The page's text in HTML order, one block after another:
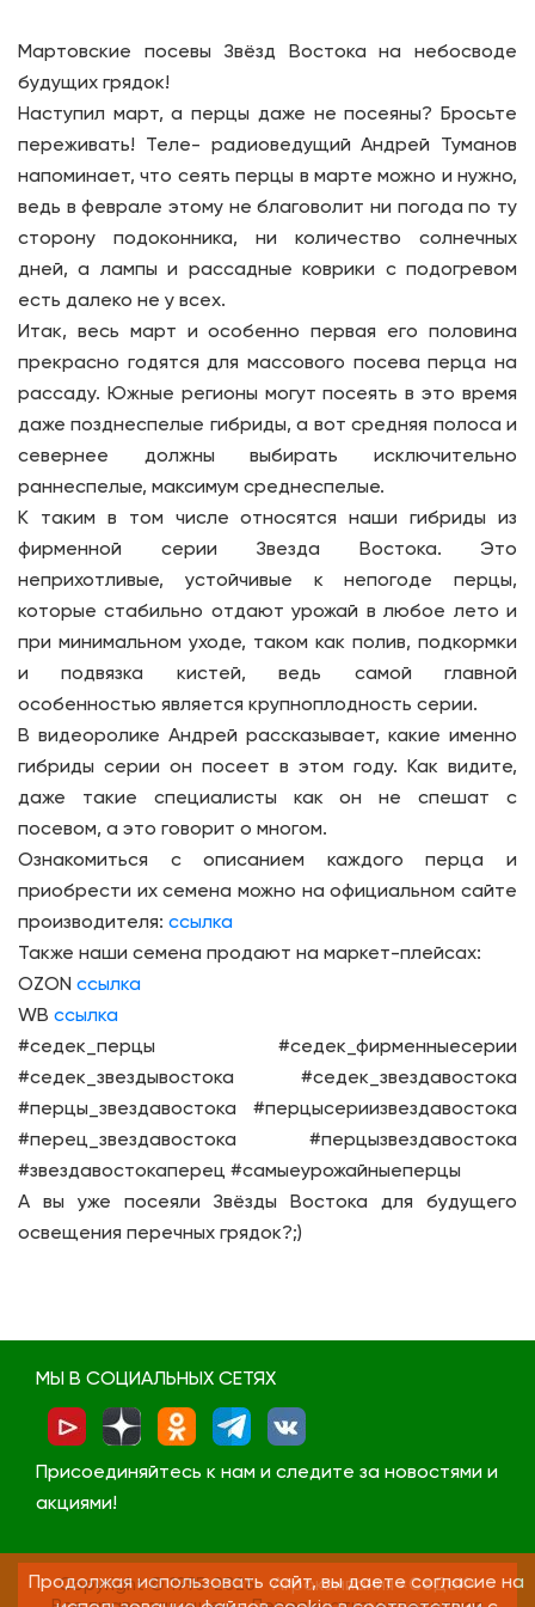
Мартовские посевы Звёзд Востока на небосводе
будущих грядок!
Наступил март, а перцы даже не посеяны? Бросьте
переживать! Теле- радиоведущий Андрей Туманов
напоминает, что сеять перцы в марте можно и нужно,
ведь в феврале этому не благоволит ни погода по ту
сторону подоконника, ни количество солнечных
дней, а лампы и рассадные коврики с подогревом
есть далеко не у всех.
Итак, весь март и особенно первая его половина
прекрасно годятся для массового посева перца на
рассаду. Южные регионы могут посеять в это время
даже позднеспелые гибриды, а вот средняя полоса и
севернее должны выбирать исключительно
раннеспелые, максимум среднеспелые.
К таким в том числе относятся наши гибриды из
фирменной серии Звезда Востока. Это
неприхотливые, устойчивые к непогоде перцы,
которые стабильно отдают урожай в любое лето и
при минимальном уходе, таком как полив, подкормки
и подвязка кистей, ведь самой главной
особенностью является крупноплодность серии.
В видеоролике Андрей рассказывает, какие именно
гибриды серии он посеет в этом году. Как видите,
даже такие специалисты как он не спешат с
посевом, а это говорит о многом.
Ознакомиться с описанием каждого перца и
приобрести их семена можно на официальном сайте
производителя: ссылка
Также наши семена продают на маркет-плейсах:
OZON ссылка
WB ссылка
#седек_перцы #седек_фирменныесерии
#седек_звездывостока #седек_звездавостока
#перцы_звездавостока #перцысериизвездавостока
#перец_звездавостока #перцызвездавостока
#звездавостокаперец #самыеурожайныеперцы
А вы уже посеяли Звёзды Востока для будущего
освещения перечных грядок?;)
МЫ В СОЦИАЛЬНЫХ СЕТЯХ
Присоединяйтесь к нам и следите за новостями и
акциями!
Copyright © 1995-2026
Агрокомпания «СеДеК»
Продолжая использовать сайт, вы даете согласие на